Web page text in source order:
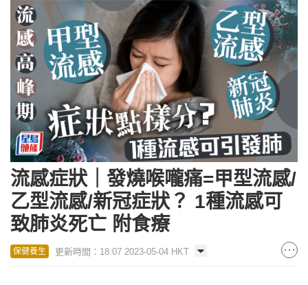
流感症狀｜發燒喉嚨痛=甲型流感/
乙型流感/新冠症狀？ 1種流感可
致肺炎死亡 附食療
保健養生 更新時間：18:07 2023-05-04 HKT